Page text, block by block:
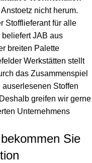
nicht herum.
Stofflieferant für alle
JAB aus
breiten Palette
Werkstätten stellt
das Zusammenspiel
Stoffen
greifen wir gerne
Unternehmens
Sie